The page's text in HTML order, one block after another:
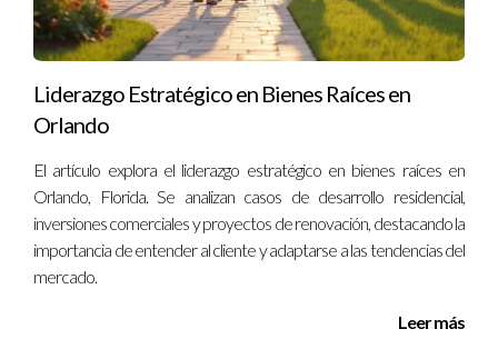
Preguntas Frecuentes
¿Cuál es la mejor época para visitar Ave María y
Naples?
La primavera y el otoño son ideales debido al clima templado
y las múltiples actividades al aire libre disponibles.
¿Existen oportunidades para voluntariado?
Sí, hay varias organizaciones locales que siempre buscan
voluntarios para eventos y proyectos comunitarios.
¿Qué tipo de eventos culturales se celebran?
Liderazgo Estratégico en Bienes Raíces en
Orlando
El artículo explora el liderazgo estratégico en bienes raíces en
Orlando, Florida. Se analizan casos de desarrollo residencial,
inversiones comerciales y proyectos de renovación, destacando la
importancia de entender al cliente y adaptarse a las tendencias del
mercado.
Leer más